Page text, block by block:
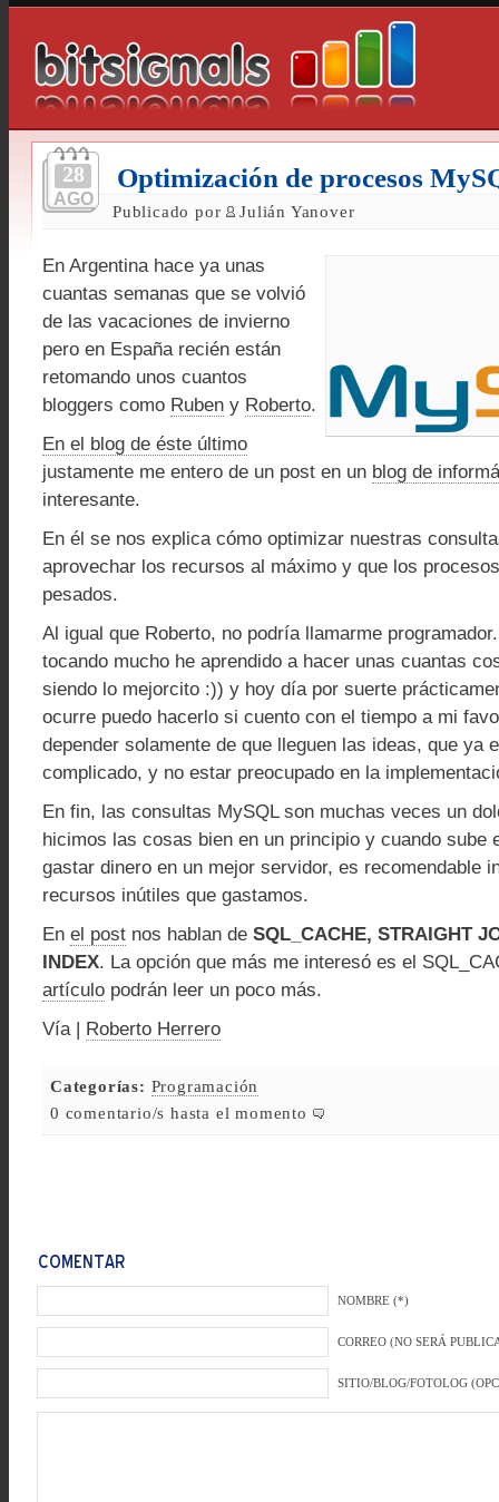
28
AGO
Optimización de procesos
Publicado por Julián Yanover
En Argentina hace ya unas
cuantas semanas que se volvió
de las vacaciones de invierno
pero en España recién están
retomando unos cuantos
bloggers como Ruben y Roberto.
En el blog de éste último
justamente me entero de un post en un blog de
interesante.
En él se nos explica cómo optimizar nuestras
aprovechar los recursos al máximo y que los
pesados.
Al igual que Roberto, no podría llamarme
tocando mucho he aprendido a hacer unas cuantas
siendo lo mejorcito :)) y hoy día por suerte
ocurre puedo hacerlo si cuento con el tiempo a mi
depender solamente de que lleguen las ideas, que ya
complicado, y no estar preocupado en la
En fin, las consultas MySQL son muchas veces un
hicimos las cosas bien en un principio y cuando sube
gastar dinero en un mejor servidor, es recomendable
recursos inútiles que gastamos.
En el post nos hablan de SQL_CACHE, STRAIGHT
INDEX. La opción que más me interesó es el
artículo podrán leer un poco más.
Vía | Roberto Herrero
Categorías: Programación
0 comentario/s hasta el momento
NOMBRE (*)
CORREO (NO SERÁ
SITIO/BLOG/FOTOLOG